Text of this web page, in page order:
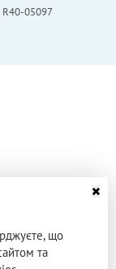
R40-05097
що
та